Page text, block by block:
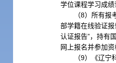
学位课程学习成绩
（8）所有报
部学籍在线验证
认证报告”，持有
网上报名并参加资
（9）《辽宁